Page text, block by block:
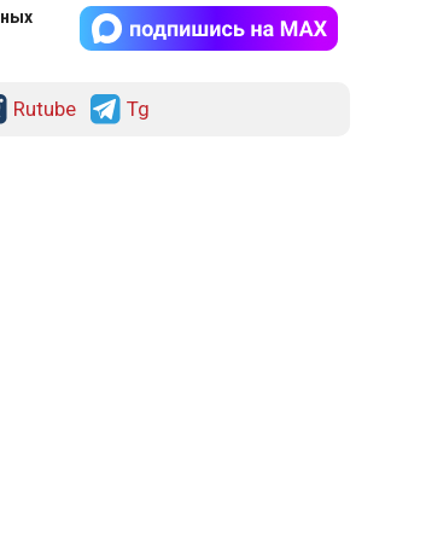
Rutube Tg